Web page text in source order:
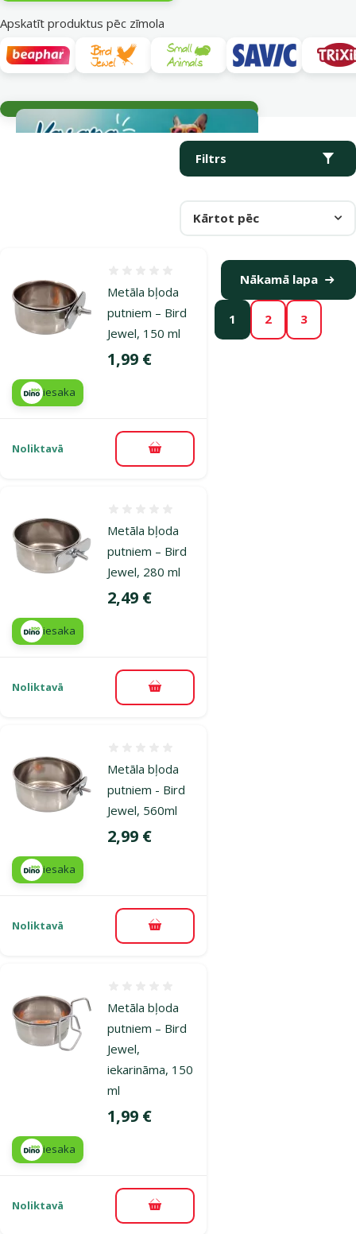
Apskatīt produktus pēc zīmola
Parametriskais filtrs
Filtrs
Atlasītie filtri
Kārtot pēc
Produkti kategorijā Barošanas trauki grauzējiem
Metāla bļoda
putniem – Bird
Jewel, 150 ml
Cena
1,99 €
iesaka
Noliktavā Pievienot grozam
Metāla bļoda
putniem – Bird
Jewel, 280 ml
Cena
2,49 €
iesaka
Noliktavā Pievienot grozam
Metāla bļoda
putniem - Bird
Jewel, 560ml
Cena
2,99 €
iesaka
Noliktavā Pievienot grozam
Metāla bļoda
putniem – Bird
Jewel,
iekarināma, 150
ml
Cena
1,99 €
iesaka
Noliktavā Pievienot grozam
1 2 3
Nākamā lapa